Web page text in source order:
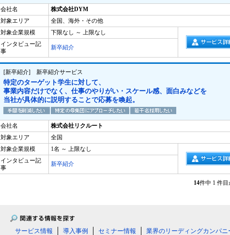
会社名
株式会社DYM
対象エリア
全国、海外・その他
対象企業規模
下限なし ～ 上限なし
インタビュー記
事
新卒紹介
[新卒紹介] 新卒紹介サービス
特定のターゲット学生に対して、
事業内容だけでなく、仕事のやりがい・スケール感、面白みなどを
当社が具体的に説明することで応募を喚起。
会社名
株式会社リクルート
対象エリア
全国
対象企業規模
1名 ～ 上限なし
インタビュー記
事
新卒紹介
14件中 1 件
サービス情報 導入事例 セミナー情報 業界のリーディングカンパニ